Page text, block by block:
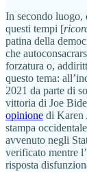
In secondo luogo,
questi tempi [
patina della
che
forzatura o,
questo tema:
2021 da parte di
vittoria di Joe
opinione di Karen
stampa
avvenuto negli
verificato mentre
risposta